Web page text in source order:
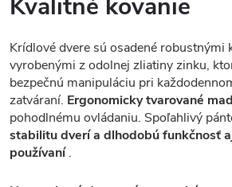
Kvalitné kovanie
Krídlové dvere sú osadené robustnými
vyrobenými z odolnej zliatiny zinku,
bezpečnú manipuláciu pri
zatváraní. Ergonomicky tvarované
pohodlnému ovládaniu. Spoľahlivý
stabilitu dverí a dlhodobú funkčnosť
používaní.